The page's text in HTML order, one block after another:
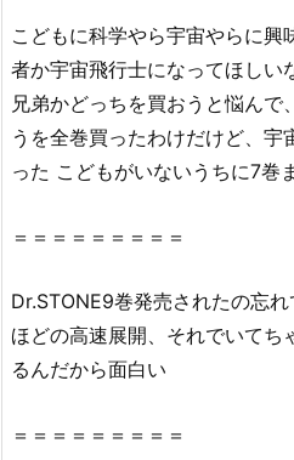
る
の？
2.
1.
『D
S
O
7
を
こどもに科学やら宇宙やらに興
者か宇宙飛行士になってほしい
兄弟かどっちを買おうと悩んで
うを全巻買ったわけだけど、
った こどもがいないうちに7
＝＝＝＝＝＝＝＝＝
Dr.STONE9巻発売されたの忘
ほどの高速展開、それでいてち
るんだから面白い
＝＝＝＝＝＝＝＝＝